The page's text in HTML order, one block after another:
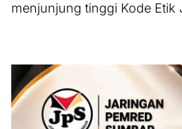
menjunjung tinggi Kode Etik